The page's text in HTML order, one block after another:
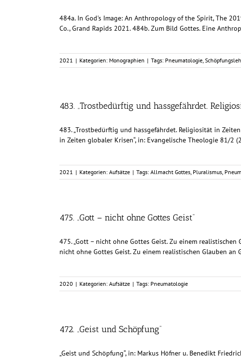
484a. In God's Image: An Anthropology of the Spirit, The
Co., Grand Rapids 2021. 484b. Zum Bild Gottes. Eine
2021 | Kategorien: Monographien | Tags: Pneumatologie,
483. „Trostbedürftig und hassgefährdet.
483. „Trostbedürftig und hassgefährdet. Religiosität in
in Zeiten globaler Krisen“, in: Evangelische Theologie 81/2
2021 | Kategorien: Aufsätze | Tags: Allmacht Gottes, Pluralismus,
475. „Gott – nicht ohne Gottes Geist“
475. „Gott – nicht ohne Gottes Geist. Zu einem
nicht ohne Gottes Geist. Zu einem realistischen Glauben
2020 | Kategorien: Aufsätze | Tags: Pneumatologie
472. „Geist und Schöpfung“
„Geist und Schöpfung“, in: Markus Höfner u. Benedikt